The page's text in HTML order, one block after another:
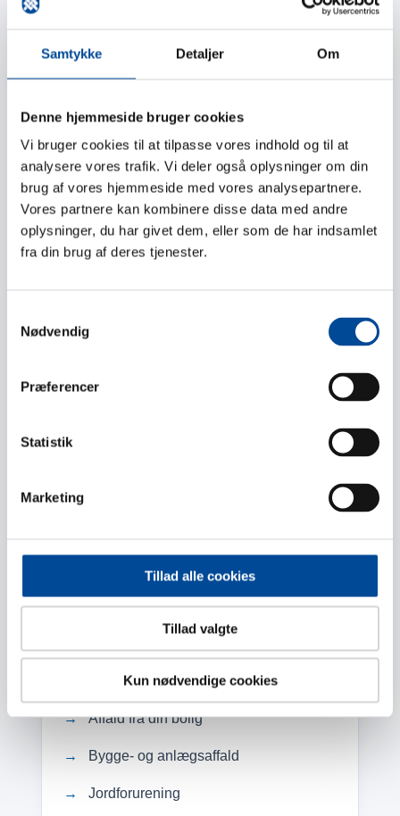
Samtykke Detaljer Om
Denne hjemmeside bruger cookies
Vi bruger cookies til at tilpasse vores indhold og til at
analysere vores trafik. Vi deler også oplysninger om din
brug af vores hjemmeside med vores analysepartnere.
Vores partnere kan kombinere disse data med andre
oplysninger, du har givet dem, eller som de har indsamlet
fra din brug af deres tjenester.
Nødvendig
Præferencer
Statistik
Marketing
Tillad alle cookies
Tillad valgte
Kun nødvendige cookies
Find din skole
→
Jobsøgning og vejledning
Affald og genbrug
Affald fra din bolig
Bygge- og anlægsaffald
Jordforurening